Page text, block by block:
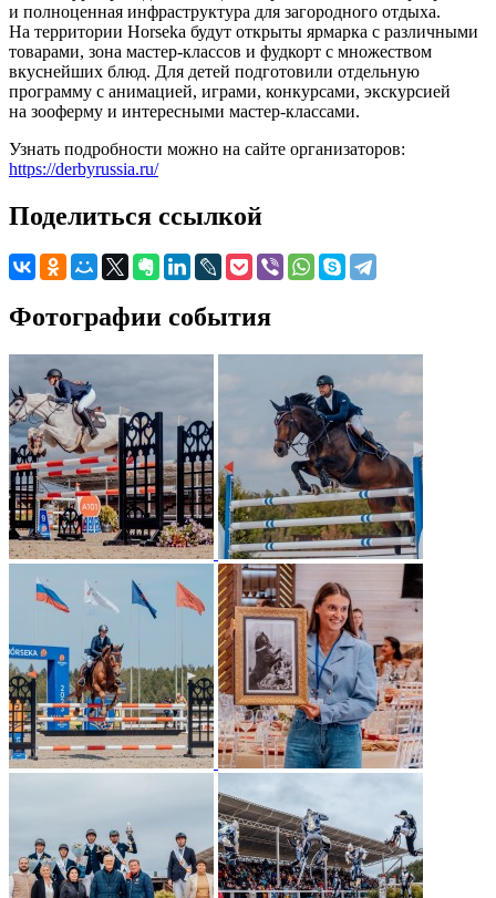
и полноценная инфраструктура для загородного отдыха.
На территории Horseka будут открыты ярмарка с различными
товарами, зона мастер-классов и фудкорт с множеством
вкуснейших блюд. Для детей подготовили отдельную
программу с анимацией, играми, конкурсами, экскурсией
на зооферму и интересными мастер-классами.
Узнать подробности можно на сайте организаторов:
https://derbyrussia.ru/
Поделиться ссылкой
Фотографии события